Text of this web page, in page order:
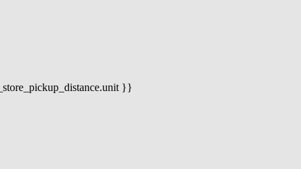
}}